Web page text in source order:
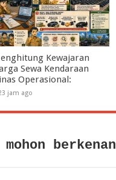
Kewajaran
Sewa Kendaraan
Operasional:
jam ago
berkenan